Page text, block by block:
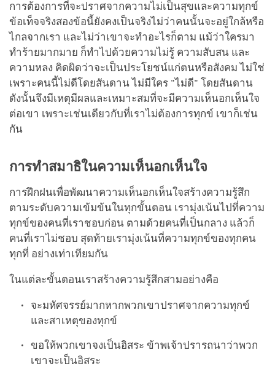
การต้องการที่จะปราศจากความไม่เป็นสุขและความทุกข์
ข้อเท็จจริงสองข้อนี้ยังคงเป็นจริงไม่ว่าคนนั้นจะอยู่ใกล้หรือ
ไกลจากเรา และไม่ว่าเขาจะทำอะไรก็ตาม แม้ว่าใครมา
ทำร้ายมากมาย ก็ทำไปด้วยความไม่รู้ ความสับสน และ
ความหลง คิดผิดว่าจะเป็นประโยชน์แก่ตนหรือสังคม ไม่ใช่
เพราะคนนี้ไม่ดีโดยสันดาน ไม่มีใคร "ไม่ดี" โดยสันดาน
ดังนั้นจึงมีเหตุมีผลและเหมาะสมที่จะมีความเห็นอกเห็นใจ
ต่อเขา เพราะเช่นเดียวกับที่เราไม่ต้องการทุกข์ เขาก็เช่น
กัน
การทำสมาธิในความเห็นอกเห็นใจ
การฝึกฝนเพื่อพัฒนาความเห็นอกเห็นใจสร้างความรู้สึก
ตามระดับความเข้มข้นในทุกขั้นตอน เรามุ่งเน้นไปที่ความ
ทุกข์ของคนที่เราชอบก่อน ตามด้วยคนที่เป็นกลาง แล้วก็
คนที่เราไม่ชอบ สุดท้ายเรามุ่งเน้นที่ความทุกข์ของทุกคน
ทุกที่ อย่างเท่าเทียมกัน
ในแต่ละขั้นตอนเราสร้างความรู้สึกสามอย่างคือ
จะมหัศจรรย์มากหากพวกเขาปราศจากความทุกข์
และสาเหตุของทุกข์
ขอให้พวกเขาจงเป็นอิสระ ข้าพเจ้าปรารถนาว่าพวก
เขาจะเป็นอิสระ